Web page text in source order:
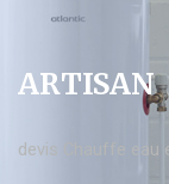
ARTISAN
devis Chauffe eau